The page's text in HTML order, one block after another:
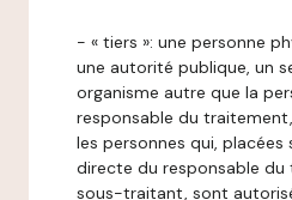
- « tiers »: une personne
une autorité publique, un
organisme autre que la
responsable du
les personnes qui,
directe du responsable
sous-traitant, sont